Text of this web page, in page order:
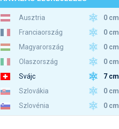
Ausztria
0 cm
Franciaország
0 cm
Magyarország
0 cm
Olaszország
0 cm
Svájc
7 cm
Szlovákia
0 cm
Szlovénia
0 cm